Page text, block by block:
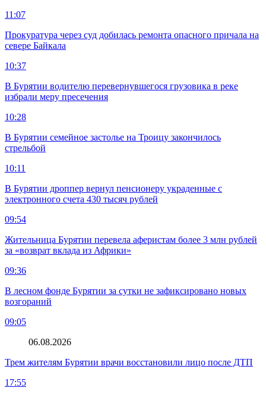
11:07
Прокуратура через суд добилась ремонта опасного причала на
севере Байкала
10:37
В Бурятии водителю перевернувшегося грузовика в реке
избрали меру пресечения
10:28
В Бурятии семейное застолье на Троицу закончилось
стрельбой
10:11
В Бурятии дроппер вернул пенсионеру украденные с
электронного счета 430 тысяч рублей
09:54
Жительница Бурятии перевела аферистам более 3 млн рублей
за «возврат вклада из Африки»
09:36
В лесном фонде Бурятии за сутки не зафиксировано новых
возгораний
09:05
06.08.2026
Трем жителям Бурятии врачи восстановили лицо после ДТП
17:55